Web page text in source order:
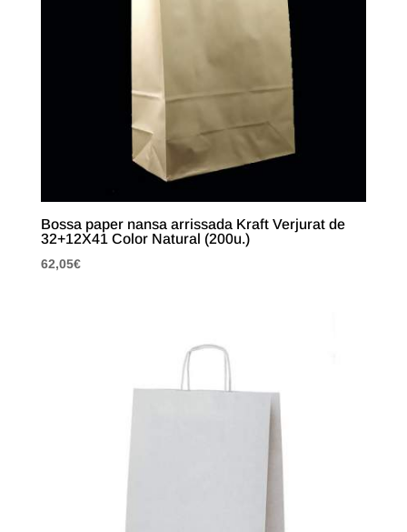
Bossa paper nansa arrissada Kraft Verjurat de
32+12X41 Color Natural (200u.)
62,05€